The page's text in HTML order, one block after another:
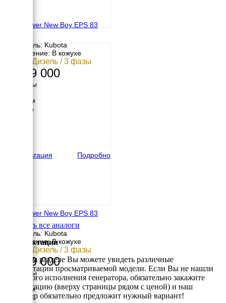
Europower New Boy EPS 83
Двигатель: Kubota
Исполнение: В кожухе
6 кВт / Дизель / 3 фазы
1 199 000
Размеры
1230 мм
Ширина
Консультация
Подробно
Europower New Boy EPS 83
Двигатель: Kubota
Исполнение: В кожухе
6 кВт / Дизель / 3 фазы
1 199 000
Размеры
1230 мм
Ширина
Смотреть все аналоги
Комплектации
В данном разделе Вы можете увидеть различные
комплектации просматриваемой модели. Если Вы не нашли
требуемого исполнения генератора, обязательно закажите
консультацию (вверху страницы рядом с ценой) и наш
менеджер обязательно предложит нужный вариант!